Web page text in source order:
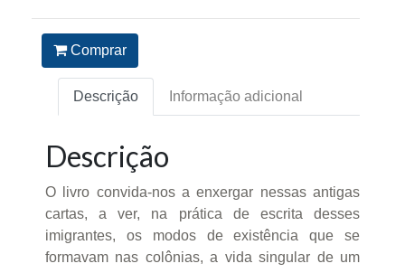
Comprar
Descrição Informação adicional
Descrição
O livro convida-nos a enxergar nessas antigas
cartas, a ver, na prática de escrita desses
imigrantes, os modos de existência que se
formavam nas colônias, a vida singular de um